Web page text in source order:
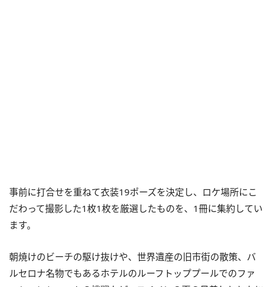
事前に打合せを重ねて衣装19ポーズを決定し、ロケ場所にこ
だわって撮影した1枚1枚を厳選したものを、1冊に集約してい
ます。
朝焼けのビーチの駆け抜けや、世界遺産の旧市街の散策、バ
ルセロナ名物でもあるホテルのルーフトッププールでのファ